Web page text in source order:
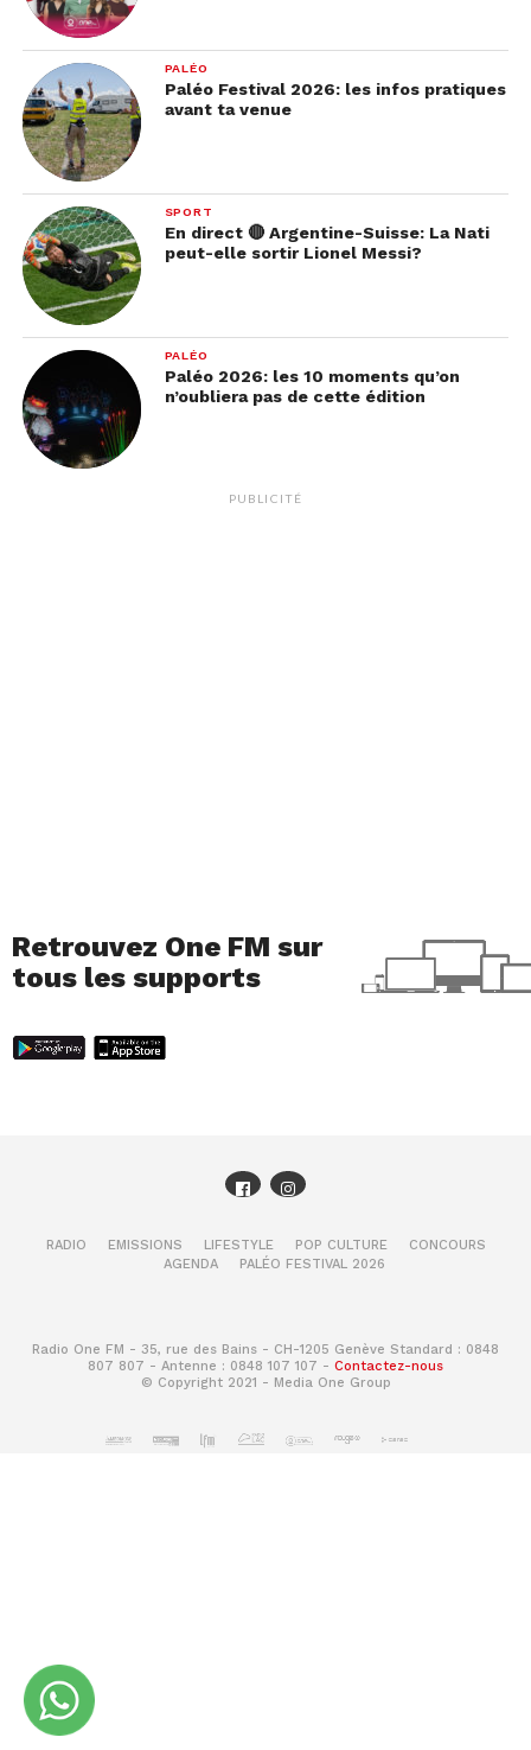
PALÉO
Paléo Festival 2026: les infos pratiques
avant ta venue
SPORT
En direct 🔴 Argentine-Suisse: La Nati
peut-elle sortir Lionel Messi?
PALÉO
Paléo 2026: les 10 moments qu’on
n’oubliera pas de cette édition
PUBLICITÉ
Retrouvez One FM sur
tous les supports
RADIO EMISSIONS LIFESTYLE POP CULTURE
CONCOURS
AGENDA
PALÉO FESTIVAL 2026
Radio One FM - 35, rue des Bains - CH-1205 Genève Standard : 0848
807 807 - Antenne : 0848 107 107 - Contactez-nous
© Copyright 2021 - Media One Group